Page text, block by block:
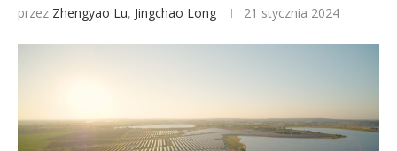
przez Zhengyao Lu, Jingchao Long 21 stycznia 2024